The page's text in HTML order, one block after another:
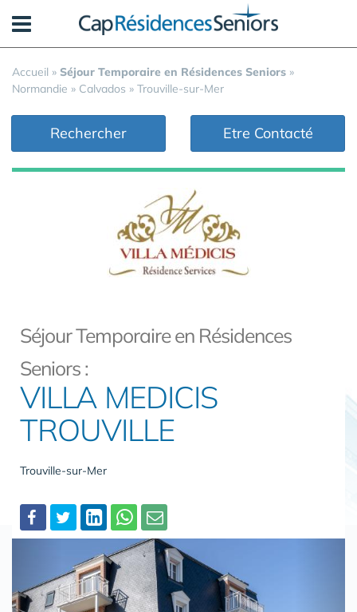
Accueil » Séjour Temporaire en Résidences Seniors »
Normandie » Calvados » Trouville-sur-Mer
Rechercher Etre Contacté
Séjour Temporaire en Résidences
Seniors :
VILLA MEDICIS
TROUVILLE
Trouville-sur-Mer
Partager